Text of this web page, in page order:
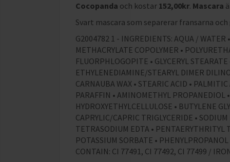
Cocopanda och kostar 152,00kr. Mascara
Svart mascara som separerar fransarna
G2004782 1 - INGREDIENTS: AQUA / WATER
METHACRYLATE COPOLYMER •
FLUORPHLOGOPITE • GLYCERYL STEARATE
ETHYLENEDIAMINE/STEARYL DIMER
CARNAUBA WAX • STEARIC ACID •
PARAFFIN • AMINOMETHYL PROPANEDIOL •
HYDROXYETHYLCELLULOSE • BUTYLENE
CAPRYLIC/CAPRIC TRIGLYCERIDE •
TETRASODIUM EDTA • PENTAERYTHRITYL
POTASSIUM SORBATE •
CONTAIN: CI 77491, CI 77492, CI 77499 /